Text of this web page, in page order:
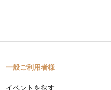
一般ご利用者様
イベントを探す